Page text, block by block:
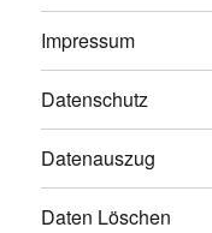
Impressum
Datenschutz
Datenauszug
Daten Löschen